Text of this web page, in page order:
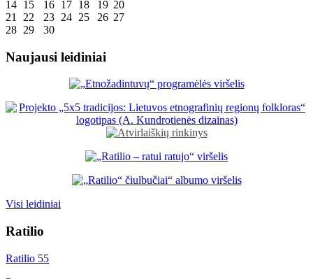
14 15 16 17 18 19 20
21
22 23 24 25 26 27
28 29 30
Naujausi leidiniai
Visi leidiniai
Ratilio
Ratilio 55